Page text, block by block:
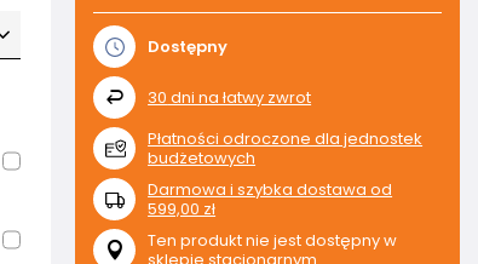
Dostępny
30 dni na łatwy zwrot
Płatności odroczone dla jednostek
budżetowych
Darmowa i szybka dostawa od
599,00 zł
Ten produkt nie jest dostępny w
sklepie stacjonarnym